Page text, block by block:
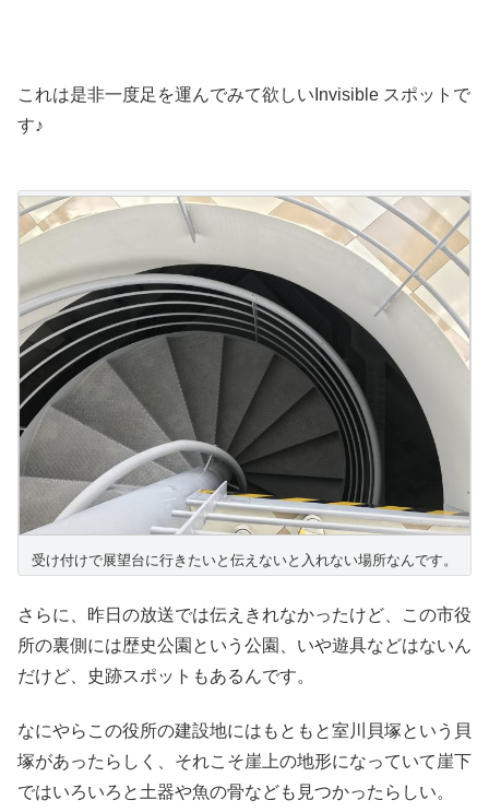
これは是非一度足を運んでみて欲しいInvisible スポットで
す♪
受け付けで展望台に行きたいと伝えないと入れない場所なんです。
さらに、昨日の放送では伝えきれなかったけど、この市役
所の裏側には歴史公園という公園、いや遊具などはないん
だけど、史跡スポットもあるんです。
なにやらこの役所の建設地にはもともと室川貝塚という貝
塚があったらしく、それこそ崖上の地形になっていて崖下
ではいろいろと土器や魚の骨なども見つかったらしい。